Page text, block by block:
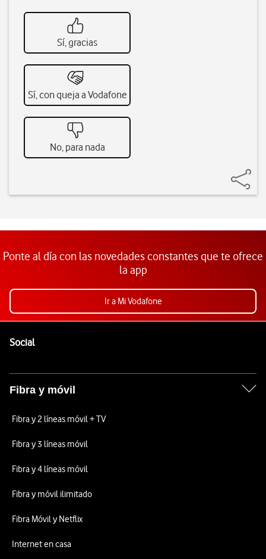
Sí, gracias
Sí, con queja a Vodafone
No, para nada
Ponte al día con las novedades constantes que te ofrece
la app
Ir a Mi Vodafone
SocialEnlaces a las redes sociales de Vodafone
Fibra y móvil
Fibra y 2 líneas móvil + TV
Fibra y 3 líneas móvil
Fibra y 4 líneas móvil
Fibra y móvil ilimitado
Fibra Móvil y Netflix
Internet en casa